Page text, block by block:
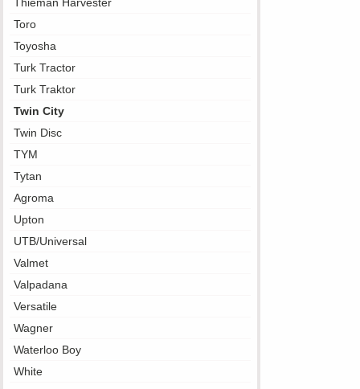
Toro
Toyosha
Turk Tractor
Turk Traktor
Twin City
Twin Disc
TYM
Tytan
Agroma
Upton
UTB/Universal
Valmet
Valpadana
Versatile
Wagner
Waterloo Boy
White